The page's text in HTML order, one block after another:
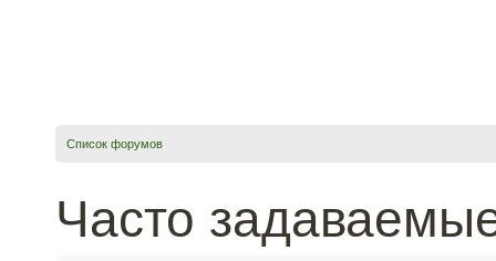
Список форумов
Часто